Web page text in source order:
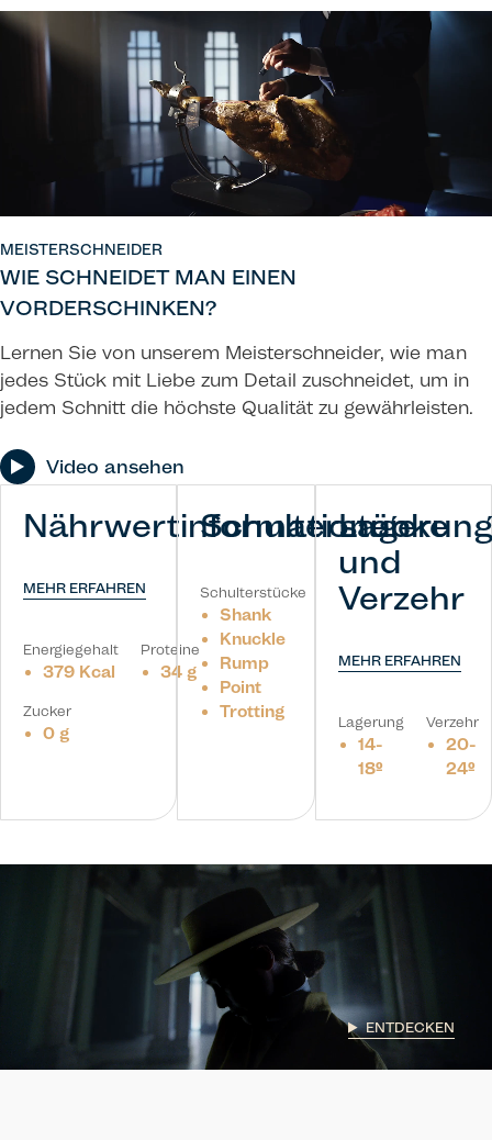
MEISTERSCHNEIDER
WIE SCHNEIDET MAN EINEN
VORDERSCHINKEN?
Lernen Sie von unserem Meisterschneider, wie man
jedes Stück mit Liebe zum Detail zuschneidet, um in
jedem Schnitt die höchste Qualität zu gewährleisten.
Video ansehen
Nährwertinformationen
MEHR ERFAHREN
Energiegehalt
379 Kcal
Proteine
34 g
Zucker
0 g
Schulterstücke
Schulterstücke
Shank
Knuckle
Rump
Point
Trotting
und
Verzehr
MEHR ERFAHREN
Lagerung
14-
18º
Verzehr
20-
24º
ENTDECKEN